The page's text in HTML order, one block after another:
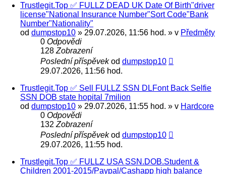
Trustlegit.Top ✅ FULLZ DEAD UK Date Of Birth"driver
license"National Insurance Number"Sort Code"Bank
Number"Nationality"
od dumpstop10 » 29.07.2026, 11:56 hod. » v Předměty
0 Odpovědi
128 Zobrazení
Poslední příspěvekod dumpstop10
29.07.2026, 11:56 hod.
Trustlegit.Top ✅ Sell FULLZ SSN DLFont Back Selfie
SSN DOB state hopital 7milion
od dumpstop10 » 29.07.2026, 11:55 hod. » v Hardcore
0 Odpovědi
132 Zobrazení
Poslední příspěvekod dumpstop10
29.07.2026, 11:55 hod.
Trustlegit.Top ✅ FULLZ USA SSN.DOB.Student &
Сhildren 2001-2015/Paypal/Cashapp high balance